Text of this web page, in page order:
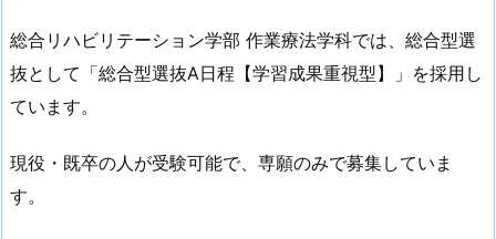
総合リハビリテーション学部 作業療法学科では、総合型選
抜として「総合型選抜A日程【学習成果重視型】」を採用し
ています。
現役・既卒の人が受験可能で、専願のみで募集していま
す。